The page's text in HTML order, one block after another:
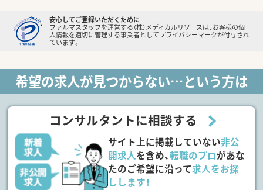
安心してご登録いただくために
ファルマスタッフを運営する（株）メディカルリソースは、お客様の個
人情報を適切に管理する事業者としてプライバシーマークが付与され
ています。
希望の求人が見つからない…という方は
コンサルタントに相談する
サイト上に掲載していない非公
開求人を含め、転職のプロがあな
たのご希望に沿って求人をお探
しします！